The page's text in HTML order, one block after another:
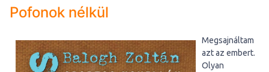
Pofonok nélkül
Megsajnáltam
azt az embert.
Olyan